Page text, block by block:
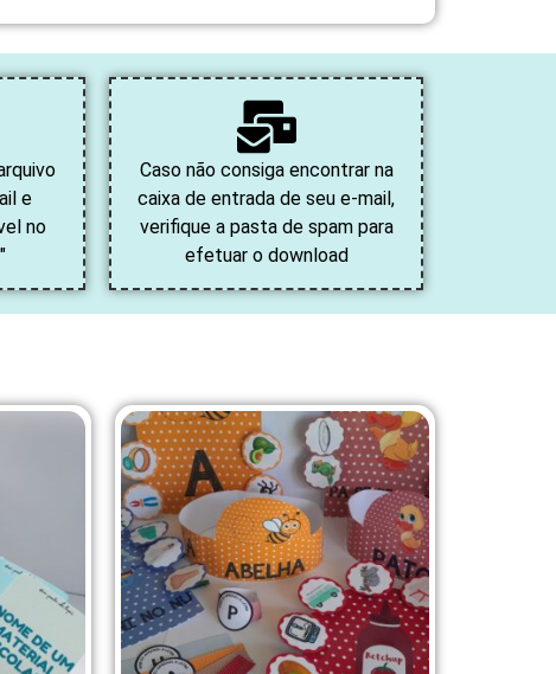
e
no
Caso não consiga encontrar na
caixa de entrada de seu e-mail,
verifique a pasta de spam para
efetuar o download